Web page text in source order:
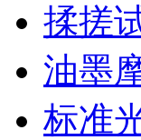
揉搓
油墨
标准